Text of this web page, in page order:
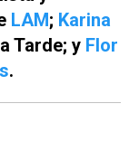
LAM; Karina
Tarde; y Flor
.